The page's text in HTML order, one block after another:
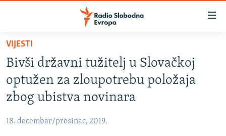
Pređite
glavni
sadržaj
Pređite
na
glavnu
BOSNA I HERCEGOVINA
SRBIJA
CRNA GORA
VIJESTI
Bivši državni tužitelj u Slovačkoj
optužen za zloupotrebu položaja
zbog ubistva novinara
18. decembar/prosinac, 2019.